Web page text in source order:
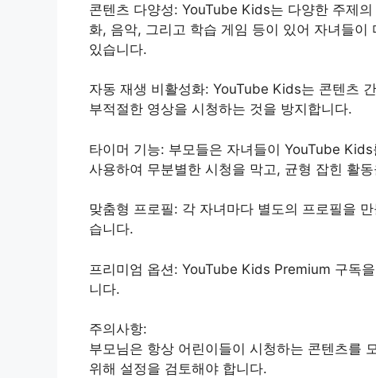
콘텐츠 다양성: YouTube Kids는 다양한 주제
화, 음악, 그리고 학습 게임 등이 있어 자녀들
있습니다.
자동 재생 비활성화: YouTube Kids는 콘텐츠
부적절한 영상을 시청하는 것을 방지합니다.
타이머 기능: 부모들은 자녀들이 YouTube
사용하여 무분별한 시청을 막고, 균형 잡힌 활
맞춤형 프로필: 각 자녀마다 별도의 프로필을
습니다.
프리미엄 옵션: YouTube Kids Premium 구독
니다.
주의사항:
부모님은 항상 어린이들이 시청하는 콘텐츠를
위해 설정을 검토해야 합니다.